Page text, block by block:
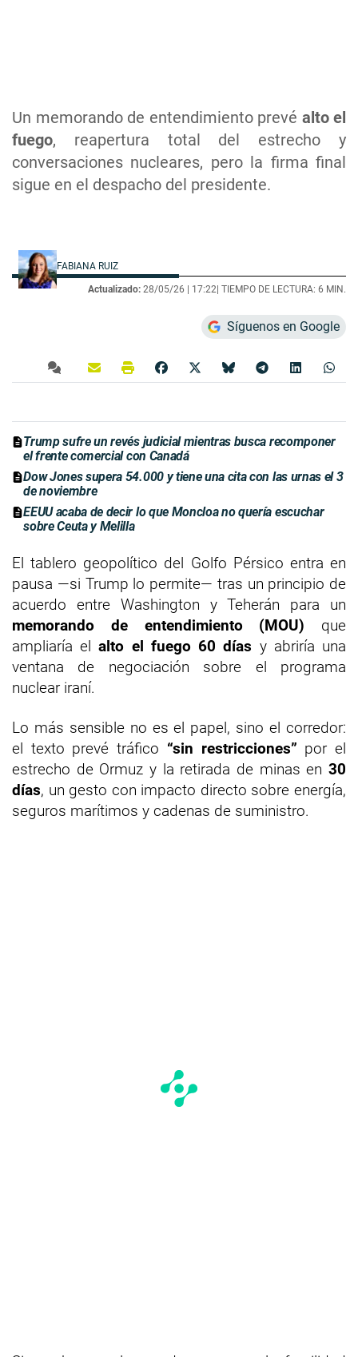
Un memorando de entendimiento prevé alto el
fuego, reapertura total del estrecho y
conversaciones nucleares, pero la firma final
sigue en el despacho del presidente.
FABIANA RUIZ
Actualizado: 28/05/26 | 17:22 | TIEMPO DE LECTURA: 6 MIN.
Síguenos en Google
Trump sufre un revés judicial mientras busca recomponer
el frente comercial con Canadá
Dow Jones supera 54.000 y tiene una cita con las urnas el 3
de noviembre
EEUU acaba de decir lo que Moncloa no quería escuchar
sobre Ceuta y Melilla
El tablero geopolítico del Golfo Pérsico entra en
pausa —si Trump lo permite— tras un principio de
acuerdo entre Washington y Teherán para un
memorando de entendimiento (MOU) que
ampliaría elalto el fuego 60 días y abriría una
ventana de negociación sobre el programa
nuclear iraní.
Lo más sensible no es el papel, sino el corredor:
el texto prevé tráfico “sin restricciones” por el
estrecho de Ormuz y la retirada de minas en 30
días, un gesto con impacto directo sobre energía,
seguros marítimos y cadenas de suministro.